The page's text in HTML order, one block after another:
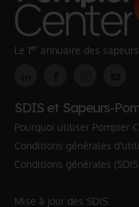
Le 1er annuaire des
SDIS et Sapeurs-
Pourquoi utiliser Pompier
Conditions générales
Conditions générales
Mise à jour des SDIS